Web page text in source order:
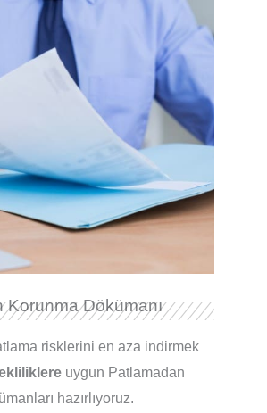
Korunma Dökümanı
risklerini en aza indirmek
uygun Patlamadan
hazırlıyoruz.